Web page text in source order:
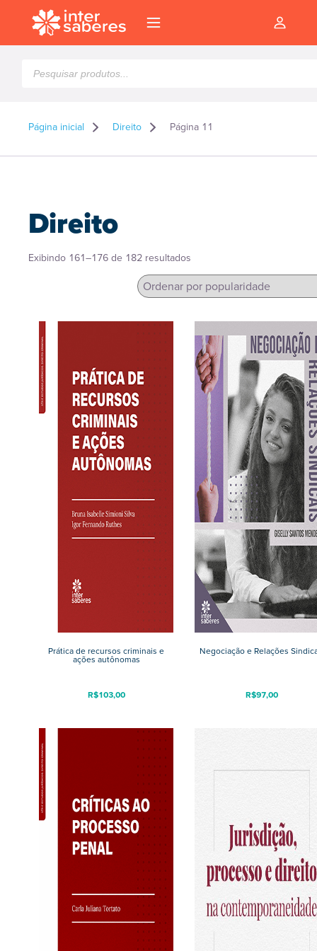
produtos
Página inicial Direito Página 11
Direito
Exibindo 161–176 de 182 resultados
popularidade
Prática de recursos criminais e
ações autônomas
R$103,00
Negociação e Relações
R$97,00